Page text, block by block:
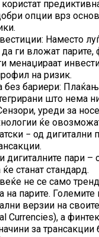
опции врз
Наместо
ги вложат парите,
менаџираат
на ризик.
бариери:
што нема
уреди за
ќе
− од дигитални
дигиталните пари –
станат стандард.
не се само
на парите.
верзии на
Currencies), а
за трансакции